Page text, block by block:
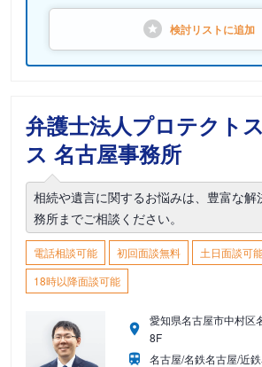
検討リストに追加
弁護士法人プロテクト
ス 名古屋事務所
相続や遺言に関するお悩みは、豊富な解
務所までご相談ください。
電話相談可能 初回面談無料
土日面談可
18時以降面談可能
愛知県名古屋市中村区
8F
名古屋/名鉄名古屋/近